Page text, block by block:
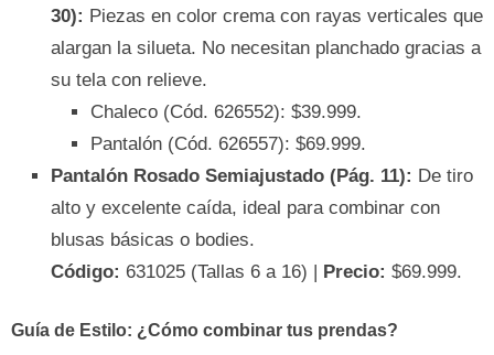
30): Piezas en color crema con rayas verticales que
alargan la silueta. No necesitan planchado gracias a
su tela con relieve.
Chaleco (Cód. 626552): $39.999.
Pantalón (Cód. 626557): $69.999.
Pantalón Rosado Semiajustado (Pág. 11): De tiro
alto y excelente caída, ideal para combinar con
blusas básicas o bodies.
Código: 631025 (Tallas 6 a 16) | Precio: $69.999.
Guía de Estilo: ¿Cómo combinar tus prendas?